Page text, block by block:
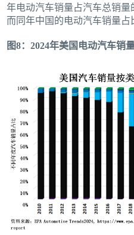
年电动汽车销量占汽车总销量
而同年中国的电动汽车销量占
图8：2024年美国电动汽车销